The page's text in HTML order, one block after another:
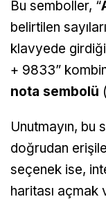
Bu semboller, “
belirtilen
klavyede
+ 9833”
nota sembolü
Unutmayın, bu
doğrudan
seçenek ise,
haritası açmak